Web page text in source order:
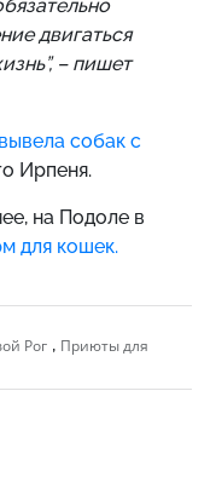
двигаться
– пишет
собак с
Ирпеня.
на Подоле в
для кошек.
Рог , Приюты для